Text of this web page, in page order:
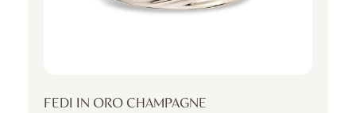
FEDI IN ORO CHAMPAGNE